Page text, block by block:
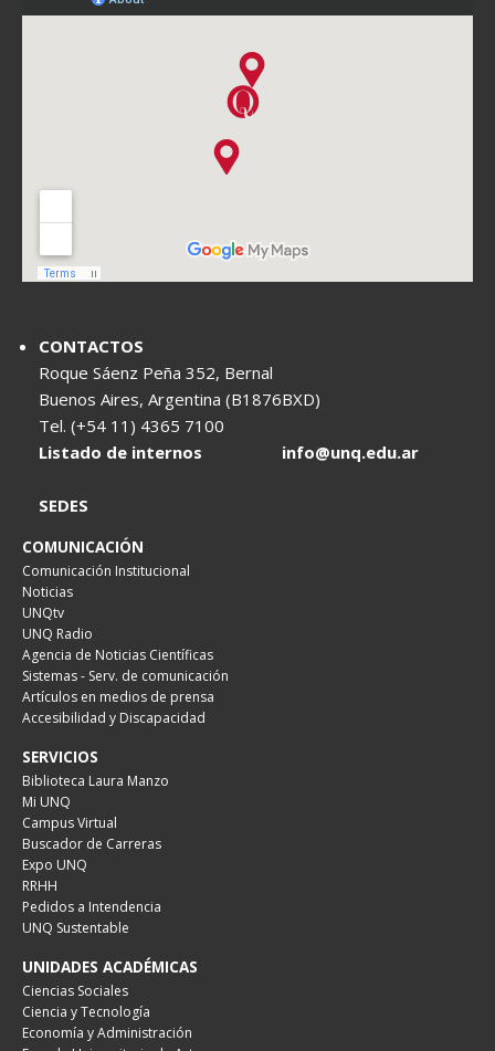
CONTACTOS
Roque Sáenz Peña 352, Bernal
Buenos Aires, Argentina (B1876BXD)
Tel. (+54 11) 4365 7100
Listado de internos
info@unq.edu.ar
SEDES
COMUNICACIÓN
Comunicación Institucional
Noticias
UNQtv
UNQ Radio
Agencia de Noticias Científicas
Sistemas - Serv. de comunicación
Artículos en medios de prensa
Accesibilidad y Discapacidad
SERVICIOS
Biblioteca Laura Manzo
Mi UNQ
Campus Virtual
Buscador de Carreras
Expo UNQ
RRHH
Pedidos a Intendencia
UNQ Sustentable
UNIDADES ACADÉMICAS
Ciencias Sociales
Ciencia y Tecnología
Economía y Administración